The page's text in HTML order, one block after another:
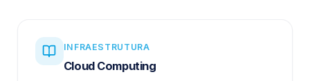
INFRAESTRUTURA
Cloud Computing